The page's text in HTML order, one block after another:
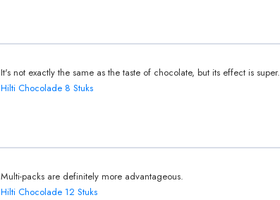
It's not exactly the same as the taste of chocolate, but its effect is super.
Hilti Chocolade 8 Stuks
Multi-packs are definitely more advantageous.
Hilti Chocolade 12 Stuks